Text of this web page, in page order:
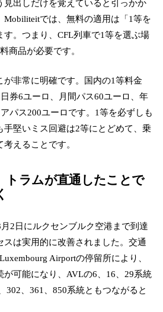
見出しだけを覚えていると引っかか
Mobiliteitでは、無料の適用は「1等を
す。つまり、CFL列車で1等を選ぶ場
商品が必要です。
が非常に明確です。国内の1等料金
券6ユーロ、月間パス60ユーロ、年
パス200ユーロです。1等を必ずしも
手堅いミス回避は2等にとどめて、乗
えることです。
トラムが直通したことで
2日にルクセンブルク空港まで到達
スは実用的に改善されました。交通
Airportの停留所により、
が可能になり、AVLの6、16、29系統
302、361、850系統ともつながると